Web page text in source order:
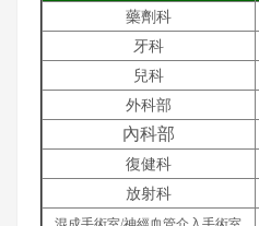
藥劑科
牙科
兒科
外科部
內科部
復健科
放射科